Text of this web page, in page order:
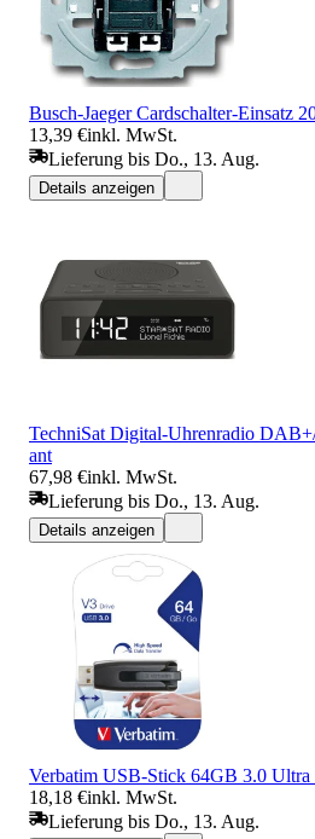
Busch-Jaeger Cardschalter-Einsatz
13,39 €inkl. MwSt.
Lieferung bis Do., 13. Aug.
Details anzeigen
TechniSat Digital-Uhrenradio
ant
67,98 €inkl. MwSt.
Lieferung bis Do., 13. Aug.
Details anzeigen
Verbatim USB-Stick 64GB 3.0 Ultra
18,18 €inkl. MwSt.
Lieferung bis Do., 13. Aug.